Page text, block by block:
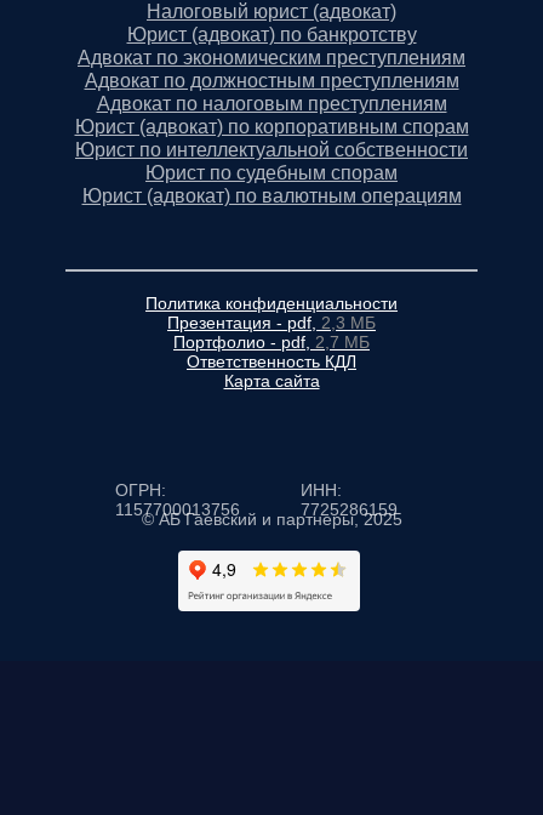
Налоговый юрист (адвокат)
Юрист (адвокат) по банкротству
Адвокат по экономическим преступлениям
Адвокат по должностным преступлениям
Адвокат по налоговым преступлениям
Юрист (адвокат) по корпоративным спорам
Юрист по интеллектуальной собственности
Юрист по судебным спорам
Юрист (адвокат) по валютным операциям
© АБ Гаевский и партнеры, 2025
ИНН:
7725286159
Политика конфиденциальности
Презентация - pdf, 2,3 МБ
Портфолио - pdf, 2,7 МБ
Ответственность КДЛ
Карта сайта
ОГРН:
1157700013756